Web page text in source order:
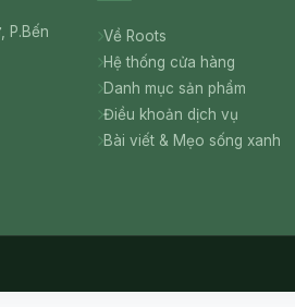
P.Bến
Về Roots
Hệ thống cửa hàng
Danh mục sản phẩm
Điều khoản dịch vụ
Bài viết & Mẹo sống xanh